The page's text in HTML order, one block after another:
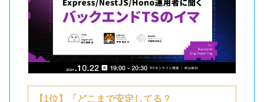
【1位】「どこまで安定してる？